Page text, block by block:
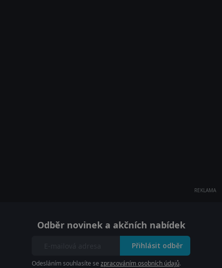
REKLAMA
Odběr novinek a akčních nabídek
Přihlásit odběr
Odesláním souhlasíte se zpracováním osobních údajů.